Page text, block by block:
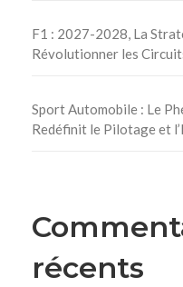
F1 : 2027-2028, La
Révolutionner les
Sport Automobile : Le
Redéfinit le Pilotage et
récents